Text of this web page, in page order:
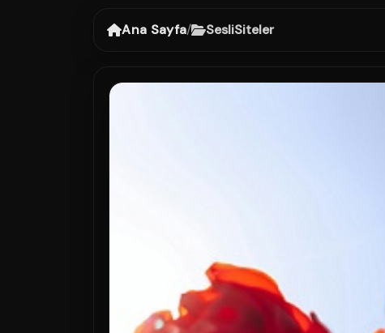
Ana Sayfa/ SesliSiteler